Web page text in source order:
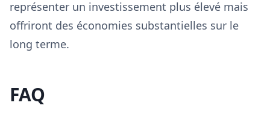
représenter un investissement plus élevé mais
offriront des économies substantielles sur le
long terme.
FAQ